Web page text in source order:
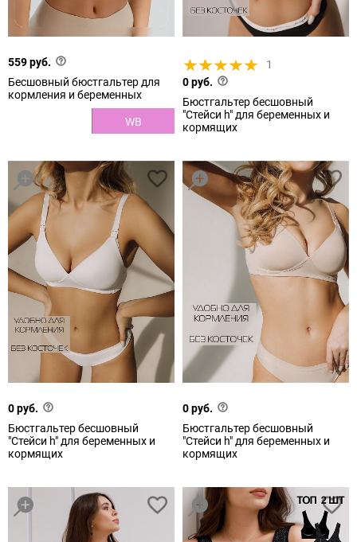
559 руб.
Бесшовный бюстгальтер для
кормления и беременных
WB
1
0 руб.
Бюстгальтер бесшовный
"Стейси h" для беременных и
кормящих
0 руб.
Бюстгальтер бесшовный
"Стейси h" для беременных и
кормящих
0 руб.
Бюстгальтер бесшовный
"Стейси h" для беременных и
кормящих